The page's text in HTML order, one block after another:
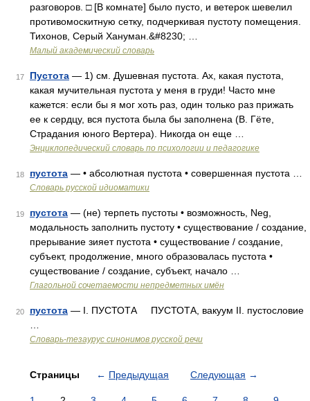
разговоров. □ [В комнате] было пусто, и ветерок шевелил
противомоскитную сетку, подчеркивая пустоту помещения.
Тихонов, Серый Хануман.&#8230; …
Малый академический словарь
17 Пустота — 1) см. Душевная пустота. Ах, какая пустота,
какая мучительная пустота у меня в груди! Часто мне
кажется: если бы я мог хоть раз, один только раз прижать
ее к сердцу, вся пустота была бы заполнена (В. Гёте,
Страдания юного Вертера). Никогда он еще …
Энциклопедический словарь по психологии и педагогике
18 пустота — • абсолютная пустота • совершенная пустота …
Словарь русской идиоматики
19 пустота — (не) терпеть пустоты • возможность, Neg,
модальность заполнить пустоту • существование / создание,
прерывание зияет пустота • существование / создание,
субъект, продолжение, много образовалась пустота •
существование / создание, субъект, начало …
Глагольной сочетаемости непредметных имён
20 пустота — I. ПУСТОТА ПУСТОТА, вакуум II. пустословие
Словарь-тезаурус синонимов русской речи
Страницы ← Предыдущая Следующая →